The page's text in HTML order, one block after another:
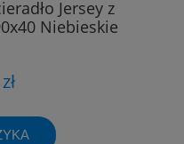
Jersey z
Niebieskie